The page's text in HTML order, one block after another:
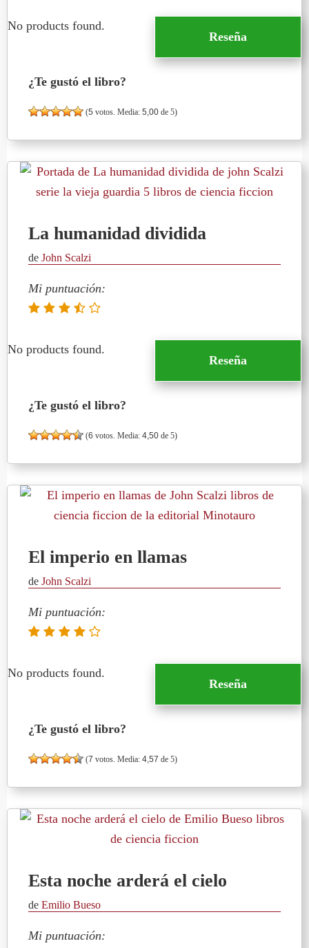
No products found.
Reseña
¿Te gustó el libro?
(5 votos. Media: 5,00 de 5)
La humanidad dividida
de John Scalzi
Mi puntuación:
No products found.
Reseña
¿Te gustó el libro?
(6 votos. Media: 4,50 de 5)
El imperio en llamas
de John Scalzi
Mi puntuación:
No products found.
Reseña
¿Te gustó el libro?
(7 votos. Media: 4,57 de 5)
Esta noche arderá el cielo
de Emilio Bueso
Mi puntuación: